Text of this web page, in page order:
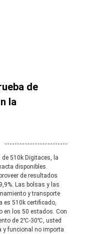
de
la
de 510k Digitaces, la
disponibles.
de resultados
Las bolsas y las
y transporte
es 510k certificado,
en los 50 estados. Con
de 2℃-30℃, usted
y funcional no importa